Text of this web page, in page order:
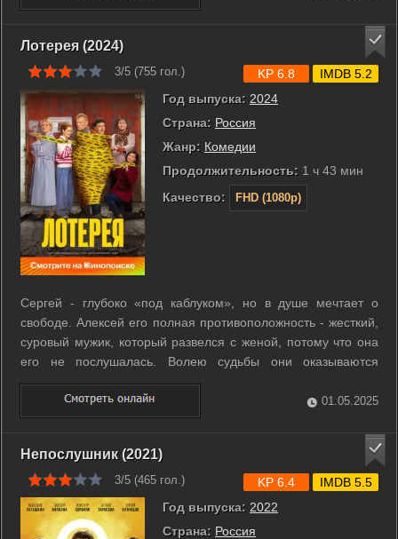
Лотерея (2024)
3/5 (755 гол.)
Год выпуска: 2024
Страна: Россия
Жанр: Комедии
Продолжительность: 1 ч 43 мин
Качество:
FHD (1080p)
KP 6.8 IMDB 5.2
Сергей - глубоко «под каблуком», но в душе мечтает о
свободе. Алексей его полная противоположность - жесткий,
суровый мужик, который развелся с женой, потому что она
его не послушалась. Волею судьбы они оказываются
втянуты в погоню за миллиардом, который договорились
разделить пополам. Каждый из них с помощью этих денег
хочет обрести то, о чем ...
01.05.2025
Непослушник (2021)
3/5 (465 гол.)
Год выпуска: 2022
Страна: Россия
KP 6.4 IMDB 5.5